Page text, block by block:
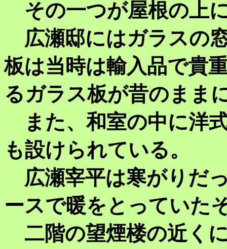
その一つが屋根の上
広瀬邸にはガラスの
板は当時は輸入品で貴
るガラス板が昔のまま
また、和室の中に洋
も設けられている。
広瀬宰平は寒がりだ
ースで暖をとっていた
二階の望煙楼の近く